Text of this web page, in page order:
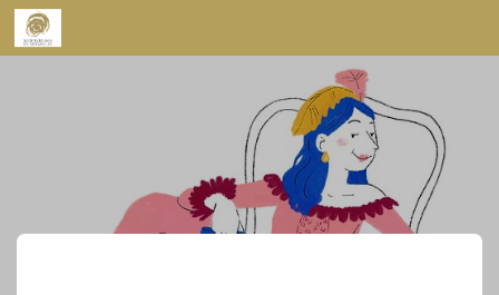
Skip to content